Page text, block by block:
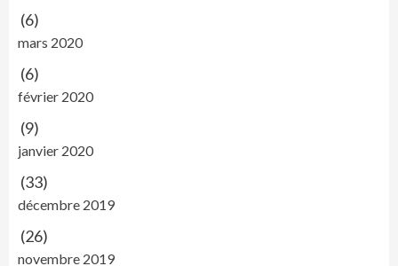
(6)
mars 2020
(6)
février 2020
(9)
janvier 2020
(33)
décembre 2019
(26)
novembre 2019